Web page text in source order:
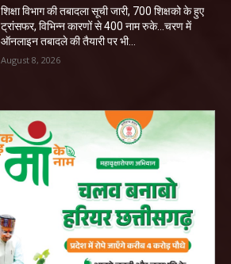
शिक्षा विभाग की तबादला सूची जारी, 700 शिक्षको के हुए
ट्रांसफर, विभिन्न कारणों से 400 नाम रुके…चरण में
ऑनलाइन तबादले की तैयारी पर भी...
August 8, 2026